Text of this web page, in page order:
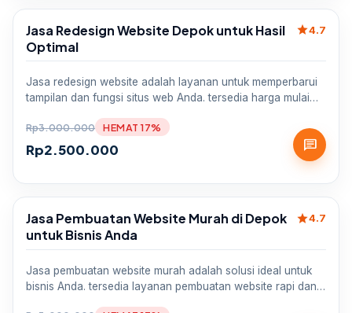
Sale
Jasa Redesign Website Depok untuk Hasil
Optimal
star4.7
Jasa redesign website adalah layanan untuk memperbarui
tampilan dan fungsi situs web Anda. tersedia harga mulai…
Rp3.000.000
Rp2.500.000
HEMAT 17%
chat
Sale
Jasa Pembuatan Website Murah di Depok
untuk Bisnis Anda
star4.7
Jasa pembuatan website murah adalah solusi ideal untuk
bisnis Anda. tersedia layanan pembuatan website rapi dan…